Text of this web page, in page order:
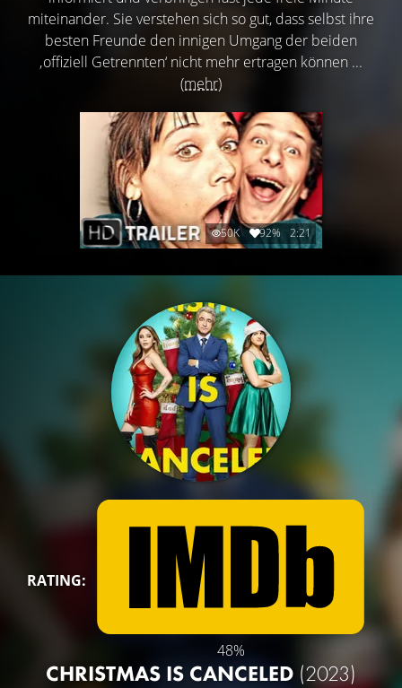
miteinander. Sie verstehen sich so gut, dass selbst ihre
besten Freunde den innigen Umgang der beiden
‚offiziell Getrennten‘ nicht mehr ertragen können ...
(mehr)
50K 92% 2:21
RATING:
48%
CHRISTMAS IS CANCELED (2023)